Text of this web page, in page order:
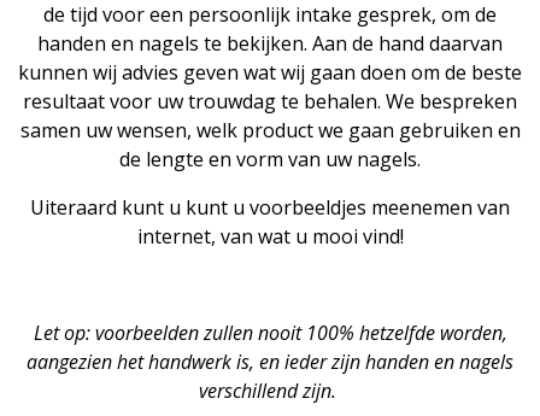
de tijd voor een persoonlijk intake gesprek, om de
handen en nagels te bekijken. Aan de hand daarvan
kunnen wij advies geven wat wij gaan doen om de beste
resultaat voor uw trouwdag te behalen. We bespreken
samen uw wensen, welk product we gaan gebruiken en
de lengte en vorm van uw nagels.
Uiteraard kunt u kunt u voorbeeldjes meenemen van
internet, van wat u mooi vind!
Let op: voorbeelden zullen nooit 100% hetzelfde worden,
aangezien het handwerk is, en ieder zijn handen en nagels
verschillend zijn.